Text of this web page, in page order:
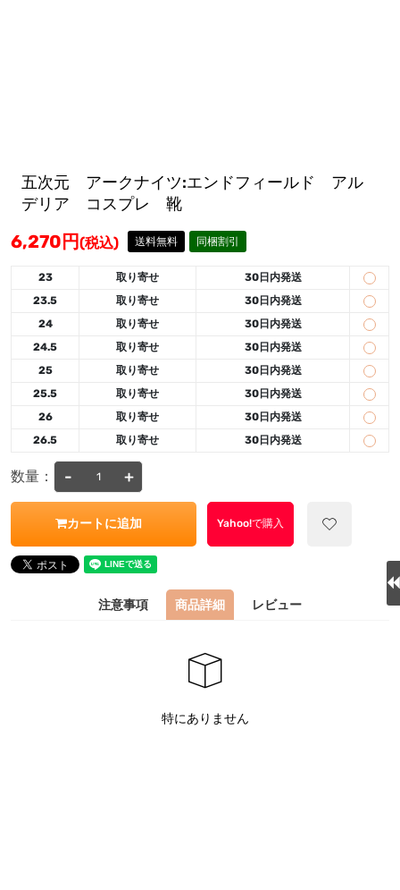
五次元 アークナイツ:エンドフィールド アル
デリア コスプレ 靴
6,270 円(税込) 送料無料 同梱割引
23 取り寄せ
30日内発送
23.5
取り寄せ
30日内発送
24
取り寄せ
30日内発送
24.5
取り寄せ
30日内発送
25
取り寄せ
30日内発送
25.5
取り寄せ
30日内発送
26
取り寄せ
30日内発送
26.5
取り寄せ 30日内発送
数量： - +
カートに追加 Yahoo!で購入
注意事項 商品詳細 レビュー
特にありません